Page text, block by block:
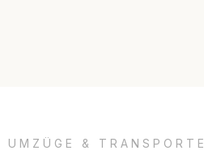
UMZÜGE & TRANSPORTE